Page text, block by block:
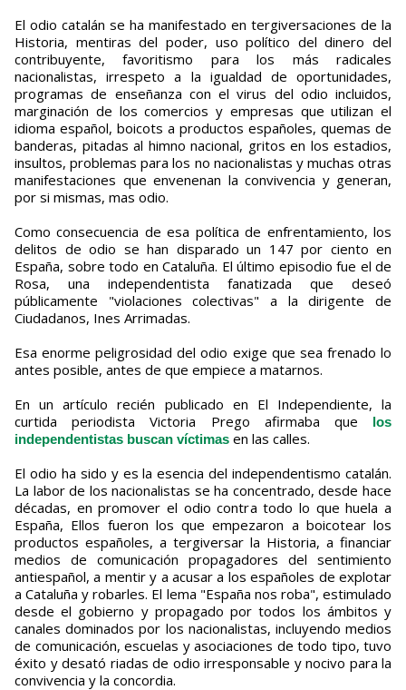
El odio catalán se ha manifestado en tergiversaciones de la
Historia, mentiras del poder, uso político del dinero del
contribuyente, favoritismo para los más radicales
nacionalistas, irrespeto a la igualdad de oportunidades,
programas de enseñanza con el virus del odio incluidos,
marginación de los comercios y empresas que utilizan el
idioma español, boicots a productos españoles, quemas de
banderas, pitadas al himno nacional, gritos en los estadios,
insultos, problemas para los no nacionalistas y muchas otras
manifestaciones que envenenan la convivencia y generan,
por si mismas, mas odio.
Como consecuencia de esa política de enfrentamiento, los
delitos de odio se han disparado un 147 por ciento en
España, sobre todo en Cataluña. El último episodio fue el de
Rosa, una independentista fanatizada que deseó
públicamente "violaciones colectivas" a la dirigente de
Ciudadanos, Ines Arrimadas.
Esa enorme peligrosidad del odio exige que sea frenado lo
antes posible, antes de que empiece a matarnos.
En un artículo recién publicado en El Independiente, la
curtida periodista Victoria Prego afirmaba que
los
independentistas buscan víctimas en las calles.
El odio ha sido y es la esencia del independentismo catalán.
La labor de los nacionalistas se ha concentrado, desde hace
décadas, en promover el odio contra todo lo que huela a
España, Ellos fueron los que empezaron a boicotear los
productos españoles, a tergiversar la Historia, a financiar
medios de comunicación propagadores del sentimiento
antiespañol, a mentir y a acusar a los españoles de explotar
a Cataluña y robarles. El lema "España nos roba", estimulado
desde el gobierno y propagado por todos los ámbitos y
canales dominados por los nacionalistas, incluyendo medios
de comunicación, escuelas y asociaciones de todo tipo, tuvo
éxito y desató riadas de odio irresponsable y nocivo para la
convivencia y la concordia.